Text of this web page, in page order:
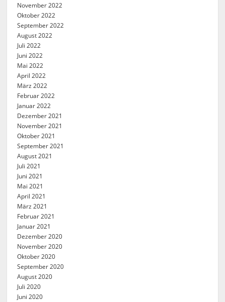
November 2022
Oktober 2022
September 2022
August 2022
Juli 2022
Juni 2022
Mai 2022
April 2022
März 2022
Februar 2022
Januar 2022
Dezember 2021
November 2021
Oktober 2021
September 2021
August 2021
Juli 2021
Juni 2021
Mai 2021
April 2021
März 2021
Februar 2021
Januar 2021
Dezember 2020
November 2020
Oktober 2020
September 2020
August 2020
Juli 2020
Juni 2020